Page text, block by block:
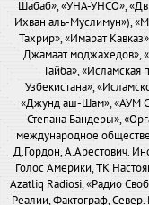
Шабаб», «УНА-УНСО»,
Ихван аль-Муслимун»),
Тахрир», «Имарат
Джамаат моджахедов»,
Тайба», «Исламская
Узбекистана»,
«Джунд аш-Шам», «АУМ
Степана Бандеры»,
международное
Д.Гордон, А.Арестович.
Голос Америки, ТК
Azatliq Radiosi, «Радио
Реалии, Фактограф,